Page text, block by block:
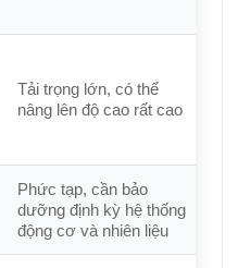
Tải trọng lớn, có thể
nâng lên độ cao rất cao
Phức tạp, cần bảo
dưỡng định kỳ hệ thống
động cơ và nhiên liệu